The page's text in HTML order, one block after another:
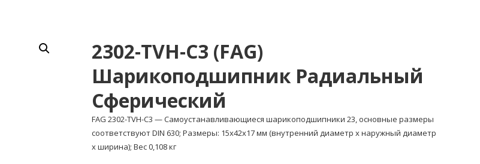
2302-TVH-C3 (FAG)
Шарикоподшипник Радиальный
Сферический
FAG 2302-TVH-C3 — Самоустанавливающиеся шарикоподшипники 23, основные размеры
соответствуют DIN 630; Размеры: 15x42x17 мм (внутренний диаметр x наружный диаметр
x ширина); Вес 0,108 кг